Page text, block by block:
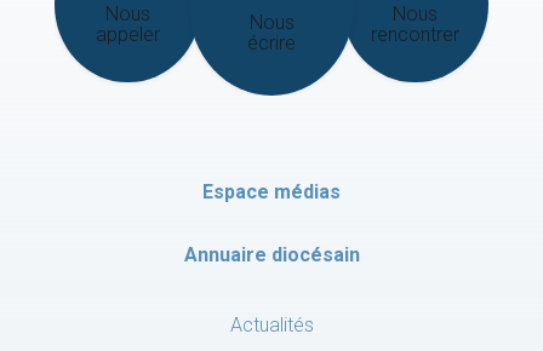
Nous
appeler
Nous
écrire
Nous
rencontrer
Espace médias
Annuaire diocésain
Actualités